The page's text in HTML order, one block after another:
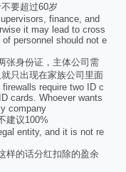
要超过60岁
finance, and
it may lead to cross
personnel should not e
张身份证，主体公司需
只出现在家族公司里面
require two ID c
cards. Whoever wants
company
建议100%
entity, and it is not re
样的话分红扣除的盈余